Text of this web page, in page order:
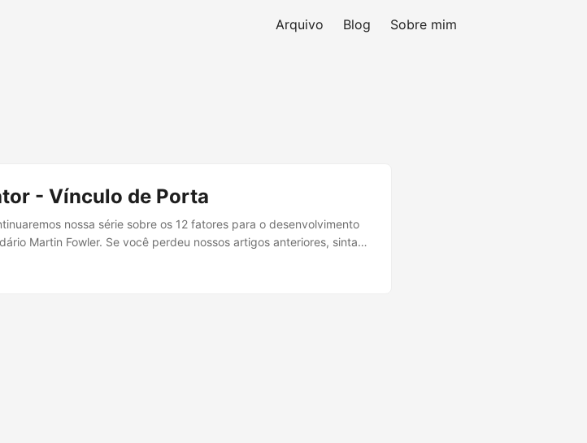
Arquivo Blog Sobre mim
- Vínculo de Porta
nossa série sobre os 12 fatores para o desenvolvimento
Martin Fowler. Se você perdeu nossos artigos anteriores, sinta-
abordar o sétimo fator: Vínculo de Porta O sétimo fator afirma